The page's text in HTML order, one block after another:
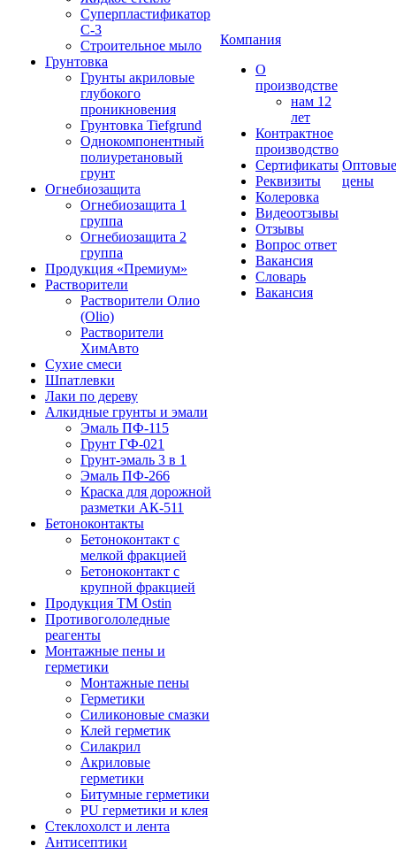
Суперпластификатор
С-3
Строительное мыло
Грунтовка
Грунты акриловые
глубокого
проникновения
Грунтовка Tiefgrund
Однокомпонентный
полиуретановый
грунт
Огнебиозащита
Огнебиозащита 1
группа
Огнебиозащита 2
группа
Продукция «Премиум»
Растворители
Растворители Олио
(Olio)
Растворители
ХимАвто
Сухие смеси
Шпатлевки
Лаки по дереву
Алкидные грунты и эмали
Эмаль ПФ-115
Грунт ГФ-021
Грунт-эмаль 3 в 1
Эмаль ПФ-266
Краска для дорожной
разметки АК-511
Бетоноконтакты
Бетоноконтакт с
мелкой фракцией
Бетоноконтакт с
крупной фракцией
Продукция ТМ Ostin
Противогололедные
реагенты
Монтажные пены и
герметики
Монтажные пены
Герметики
Силиконовые смазки
Клей герметик
Силакрил
Акриловые
герметики
Битумные герметики
PU герметики и клея
Стеклохолст и лента
Антисептики
Компания
О
производстве
нам 12
лет
Контрактное
производство
Сертификаты
Реквизиты
Колеровка
Видеоотзывы
Отзывы
Вопрос ответ
Вакансия
Словарь
Вакансия
Оптовые
цены